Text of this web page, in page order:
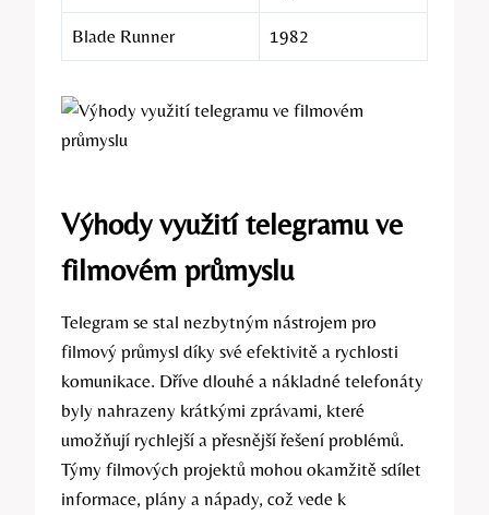
Blade Runner 1982
Výhody využití telegramu ve
filmovém průmyslu
Telegram se stal nezbytným nástrojem pro
filmový průmysl díky své efektivitě a rychlosti
komunikace. Dříve dlouhé a nákladné telefonáty
byly nahrazeny krátkými zprávami, které
umožňují rychlejší a přesnější řešení problémů.
Týmy filmových projektů mohou okamžitě sdílet
informace, plány a nápady, což vede k